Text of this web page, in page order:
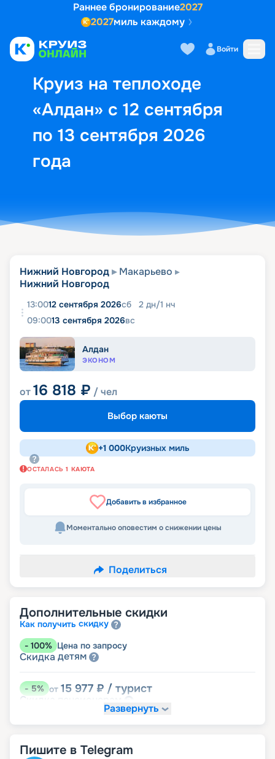
Раннее бронирование2027
2027миль каждому
Войти
Круиз на теплоходе
«Алдан» с 12 сентября
по 13 сентября 2026
года
Выбор кают Маршрут и
Нижний Новгород
Макарьево
Нижний Новгород
13:0012 сентября 2026сб 2 дн/1 нч
09:0013 сентября 2026вс
Алдан
ЭКОНОМ
от16 818 ₽ / чел
Выбор каюты
+1 000Круизных миль
ОСТАЛАСЬ 1 КАЮТА
Добавить в избранное
Моментально оповестим о снижении цены
Поделиться
Дополнительные скидки
Как получить скидку
- 100% Цена по запросу
Скидка детям
-5% от 15 977 ₽ / турист
Скидка
Развернуть
Пишите в Telegram